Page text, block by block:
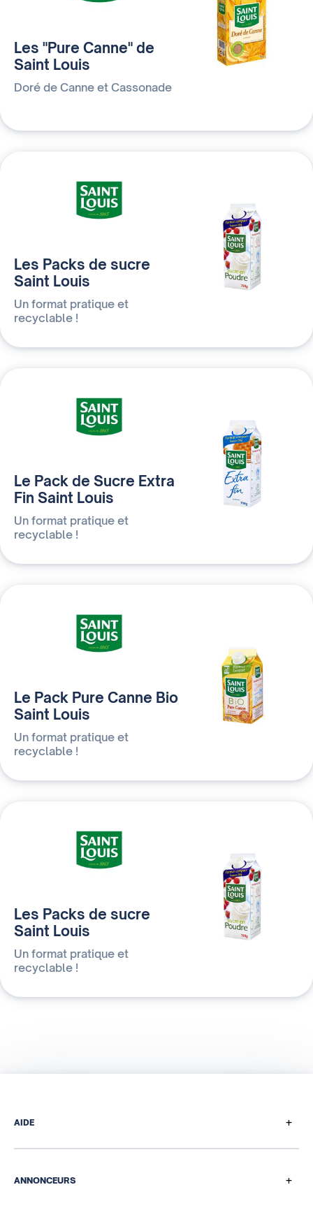
Les "Pure Canne" de
Saint Louis
Doré de Canne et Cassonade
Les Packs de sucre
Saint Louis
Un format pratique et
recyclable !
Le Pack de Sucre Extra
Fin Saint Louis
Un format pratique et
recyclable !
Le Pack Pure Canne Bio
Saint Louis
Un format pratique et
recyclable !
Les Packs de sucre
Saint Louis
Un format pratique et
recyclable !
AIDE +
Comment ça marche
ANNONCEURS +